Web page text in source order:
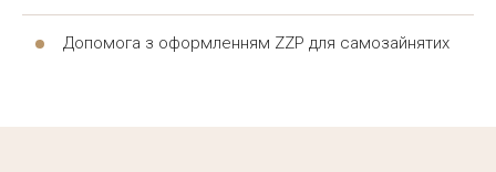
Допомога з оформленням ZZP для самозайнятих